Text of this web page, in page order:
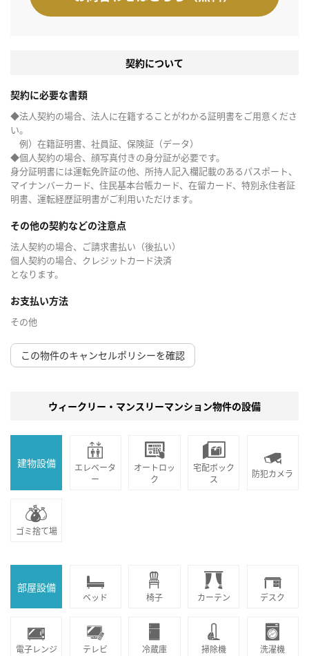
契約について
契約に必要な書類
◆法人契約の場合、法人に在籍することがわかる証明書をご用意くださ
い。
例）在籍証明書、社員証、保険証（データ）
◆個人契約の場合、顔写真付きの身分証が必要です。
身分証明書には運転免許証の他、所持人記入欄記載のあるパスポート、
マイナンバーカード、住民基本台帳カード、在留カード、特別永住者証
明書、運転経歴証明書がご利用いただけます。
その他の契約などの注意点
法人契約の場合、ご請求書払い（後払い）
個人契約の場合、クレジットカード決済
となります。
お支払い方法
その他
この物件のキャンセルポリシーを確認
ウィークリー・マンスリーマンション物件の設備
建物設備
エレベータ
ー
オートロッ
ク
宅配ボック
ス
防犯カメラ
ゴミ捨て場
部屋設備
ベッド 椅子 カーテン デスク
電子レンジ テレビ 冷蔵庫 掃除機 洗濯機